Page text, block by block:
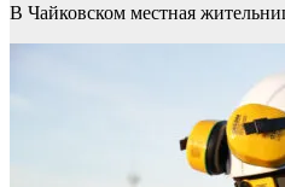
В Чайковском местная